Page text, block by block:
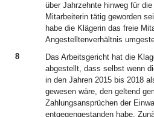
über Jahrzehnte hinweg für
Mitarbeiterin tätig geworden
habe die Klägerin das freie
Angestelltenverhältnis
8
Das Arbeitsgericht hat die
abgestellt, dass selbst wenn
in den Jahren 2015 bis 2018
gewesen wäre, den geltend
Zahlungsansprüchen der
entgegengestanden habe.